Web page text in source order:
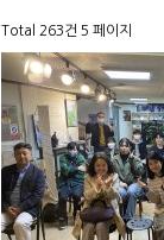
Total 263건 5 페이지